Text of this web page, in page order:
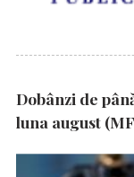
Dobânzi de
luna august